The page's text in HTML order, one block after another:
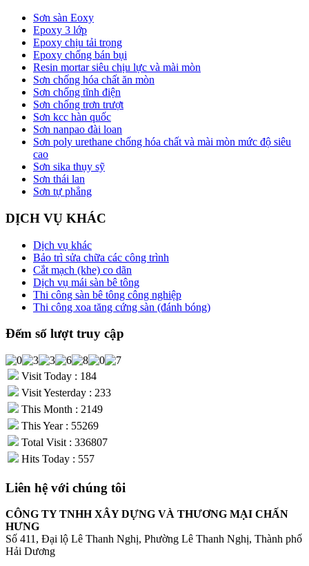
Sơn sàn Eoxy
Epoxy 3 lớp
Epoxy chịu tải trọng
Epoxy chống bán bụi
Resin mortar siêu chịu lực và mài mòn
Sơn chống hóa chất ăn mòn
Sơn chống tĩnh điện
Sơn chống trơn trượt
Sơn kcc hàn quốc
Sơn nanpao đài loan
Sơn poly urethane chống hóa chất và mài mòn mức độ siêu
cao
Sơn sika thụy sỹ
Sơn thái lan
Sơn tự phẳng
DỊCH VỤ KHÁC
Dịch vụ khác
Bảo trì sửa chữa các công trình
Cắt mạch (khe) co dãn
Dịch vụ mái sàn bê tông
Thi công sàn bê tông công nghiệp
Thi công xoa tăng cứng sàn (đánh bóng)
Đếm số lượt truy cập
Visit Today : 184
Visit Yesterday : 233
This Month : 2149
This Year : 55269
Total Visit : 336807
Hits Today : 557
Liên hệ với chúng tôi
CÔNG TY TNHH XÂY DỰNG VÀ THƯƠNG MẠI CHẤN
HƯNG
Số 411, Đại lộ Lê Thanh Nghị, Phường Lê Thanh Nghị, Thành phố
Hải Dương